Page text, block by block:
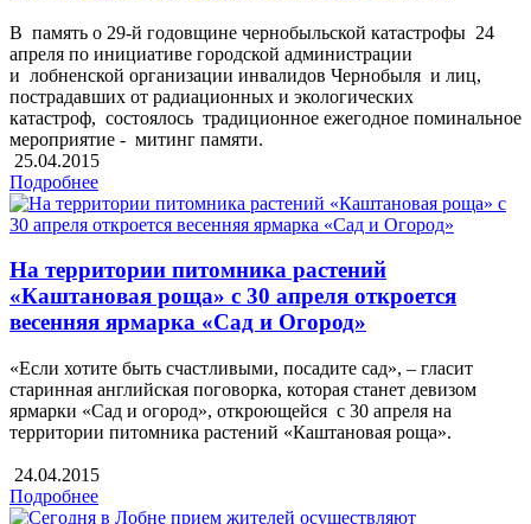
В память о 29-й годовщине чернобыльской катастрофы 24
апреля по инициативе городской администрации
и лобненской организации инвалидов Чернобыля и лиц,
пострадавших от радиационных и экологических
катастроф, состоялось традиционное ежегодное поминальное
мероприятие - митинг памяти.
25.04.2015
Подробнее
На территории питомника растений
«Каштановая роща» с 30 апреля откроется
весенняя ярмарка «Сад и Огород»
«Если хотите быть счастливыми, посадите сад», – гласит
старинная английская поговорка, которая станет девизом
ярмарки «Сад и огород», откроющейся с 30 апреля на
территории питомника растений «Каштановая роща».
24.04.2015
Подробнее